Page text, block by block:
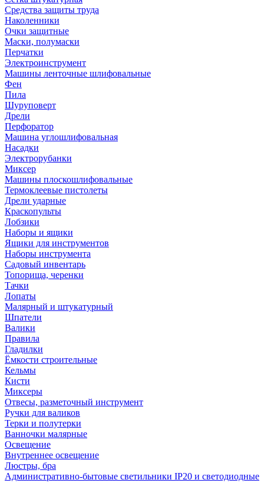
Средства защиты труда
Наколенники
Очки защитные
Маски, полумаски
Перчатки
Электроинструмент
Машины ленточные шлифовальные
Фен
Пила
Шуруповерт
Дрели
Перфоратор
Машина углошлифовальная
Насадки
Электрорубанки
Миксер
Машины плоскошлифовальные
Термоклеевые пистолеты
Дрели ударные
Краскопульты
Лобзики
Наборы и ящики
Ящики для инструментов
Наборы инструмента
Садовый инвентарь
Топорища, черенки
Тачки
Лопаты
Малярный и штукатурный
Шпатели
Валики
Правила
Гладилки
Ёмкости строительные
Кельмы
Кисти
Миксеры
Отвесы, разметочный инструмент
Ручки для валиков
Терки и полутерки
Ванночки малярные
Освещение
Внутреннее освещение
Люстры, бра
Административно-бытовые светильники IP20 и светодиодные